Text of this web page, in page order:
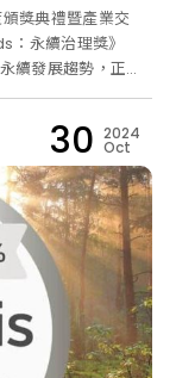
獎典禮暨產業交
永續治理獎》
準則》、《國
《聯合國全球盟
業聯盟(RBA)準
管理各項政策並設
要求供應商配合遵
定關鍵績效指標
戶不定期稽核。
完成 RBA 外部
續發展
2023年3月13日
性委員會，組織設
30 2024
Oct